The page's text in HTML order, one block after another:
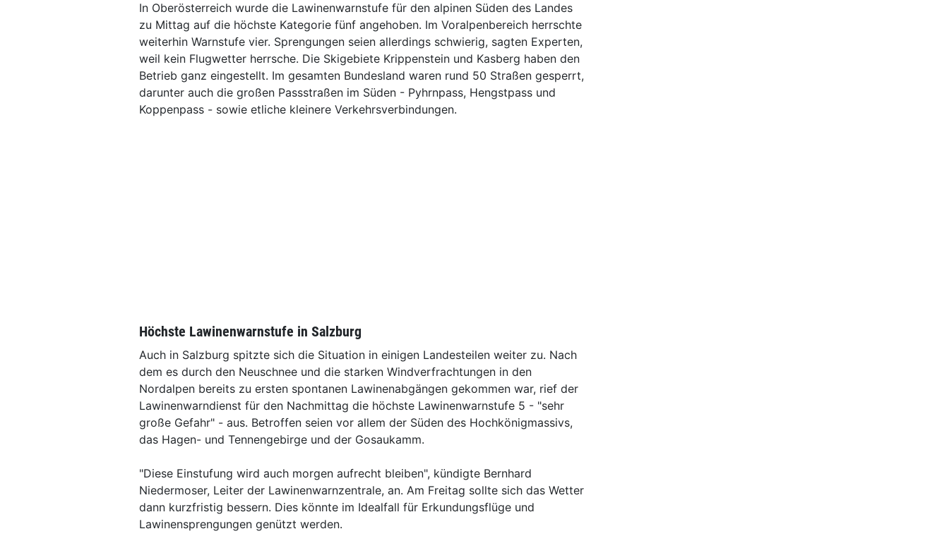
In Oberösterreich wurde die Lawinenwarnstufe für den alpinen Süden des Landes
zu Mittag auf die höchste Kategorie fünf angehoben. Im Voralpenbereich herrschte
weiterhin Warnstufe vier. Sprengungen seien allerdings schwierig, sagten Experten,
weil kein Flugwetter herrsche. Die Skigebiete Krippenstein und Kasberg haben den
Betrieb ganz eingestellt. Im gesamten Bundesland waren rund 50 Straßen gesperrt,
darunter auch die großen Passstraßen im Süden - Pyhrnpass, Hengstpass und
Koppenpass - sowie etliche kleinere Verkehrsverbindungen.
Höchste Lawinenwarnstufe in Salzburg
Auch in Salzburg spitzte sich die Situation in einigen Landesteilen weiter zu. Nach
dem es durch den Neuschnee und die starken Windverfrachtungen in den
Nordalpen bereits zu ersten spontanen Lawinenabgängen gekommen war, rief der
Lawinenwarndienst für den Nachmittag die höchste Lawinenwarnstufe 5 - "sehr
große Gefahr" - aus. Betroffen seien vor allem der Süden des Hochkönigmassivs,
das Hagen- und Tennengebirge und der Gosaukamm.
"Diese Einstufung wird auch morgen aufrecht bleiben", kündigte Bernhard
Niedermoser, Leiter der Lawinenwarnzentrale, an. Am Freitag sollte sich das Wetter
dann kurzfristig bessern. Dies könnte im Idealfall für Erkundungsflüge und
Lawinensprengungen genützt werden.